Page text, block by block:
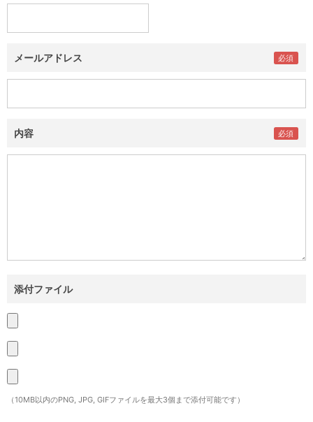
メールアドレス
内容
添付ファイル
（10MB以内のPNG, JPG, GIFファイルを最大3個まで添付可能です）